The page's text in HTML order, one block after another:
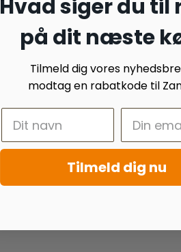
Hvad siger du til
på dit næste
Tilmeld dig vores
modtag en rabatkode til
Tilmeld dig nu